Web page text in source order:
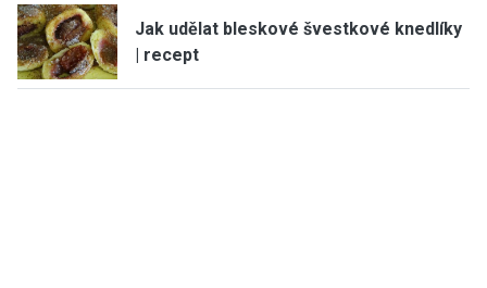
Jak udělat bleskové švestkové knedlíky
| recept